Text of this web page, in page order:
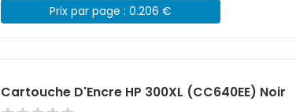
Prix par page : 0.206 €
Cartouche D'Encre HP 300XL (CC640EE) Noir